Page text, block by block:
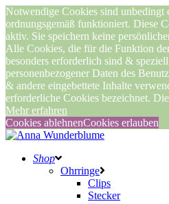
Notwendige Cookies sind unbedingt
ordnungsgemäß funktioniert. Diese
aktiv. Sie speichern keine
Alle Cookies, die für die Funktion
besonders erforderlich sind &
personenbezogener Daten des
& andere eingebettete Inhalte
erforderliche Cookies bezeichnet.
Mehr erfahren
Cookies ablehnenCookies erlauben
Shop
Ohrringe
Clips
Stecker